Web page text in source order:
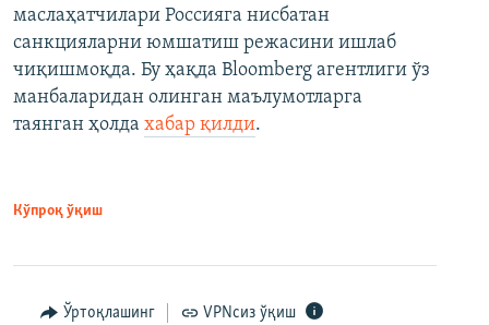
маслаҳатчилари Россияга нисбатан
санкцияларни юмшатиш режасини ишлаб
чиқишмоқда. Бу ҳақда Bloomberg агентлиги ўз
манбаларидан олинган маълумотларга
таянган ҳолда хабар қилди.
Кўпроқ ўқиш
Ўртоқлашинг VPNсиз ўқиш